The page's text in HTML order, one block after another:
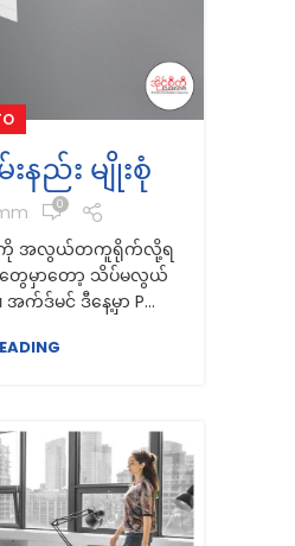
နည်း မျိုးစုံ
0
တွေကို အလွယ်တကူရိုက်လို့ရ
တွေမှာတော့ သိပ်မလွယ်
ဒ်မင် ဒီနေ့မှာ P...